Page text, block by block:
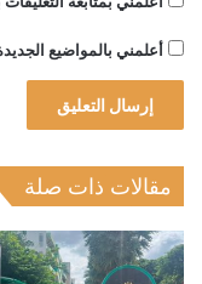
أعلمني بالمواضيع
مقالات ذات صلة